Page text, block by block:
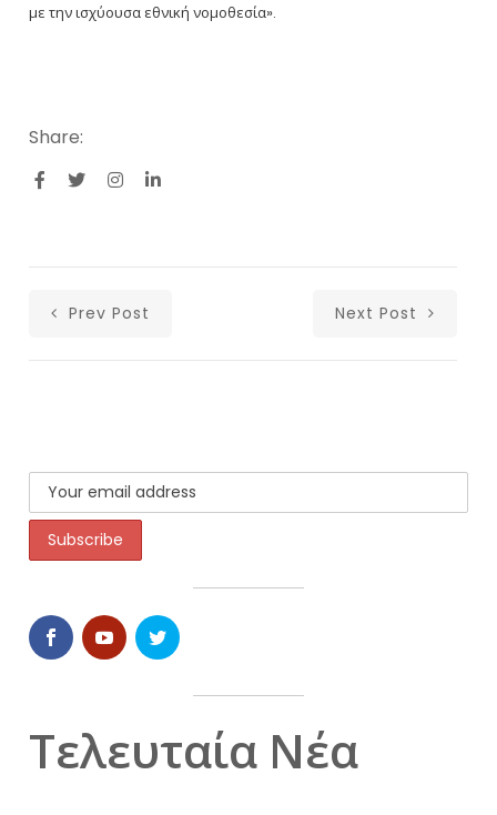
με την ισχύουσα εθνική νομοθεσία».
Share:
Prev Post Next Post
Τελευταία Νέα